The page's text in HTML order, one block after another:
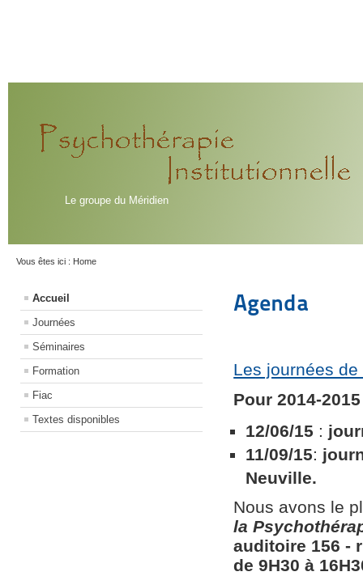
Le groupe du Méridien
Vous êtes ici : Home
Accueil
Journées
Séminaires
Formation
Fiac
Textes disponibles
Agenda
Les journées
Pour 2014-
12/06/15 :
11/09/15:
Neuville.
Nous avons le
la
auditoire 156​ ​-
de 9H30 à